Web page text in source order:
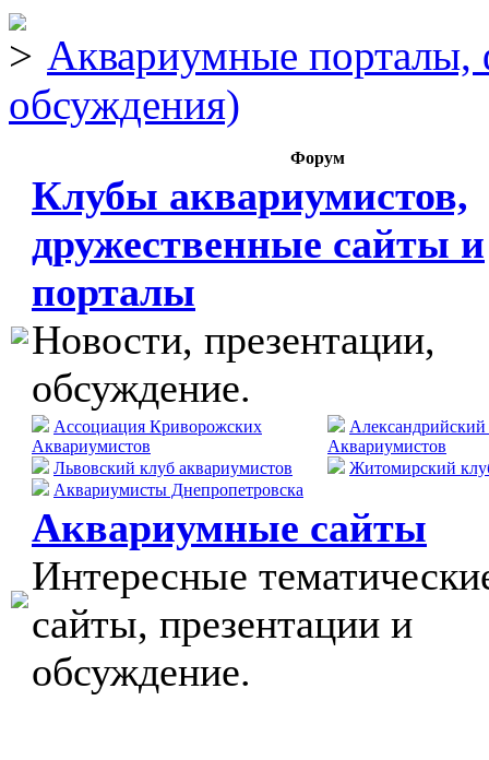
Аквариумные
обсуждения)
Форум
Клубы аквариумистов,
дружественные сайты и
порталы
Новости, презентации,
обсуждение.
Ассоциация Криворожских
Аквариумистов
Львовский клуб аквариумистов
Аквариумисты Днепропетровска
Аквариумистов
Житомирский
Аквариумные сайты
Интересные
сайты, презентации и
обсуждение.